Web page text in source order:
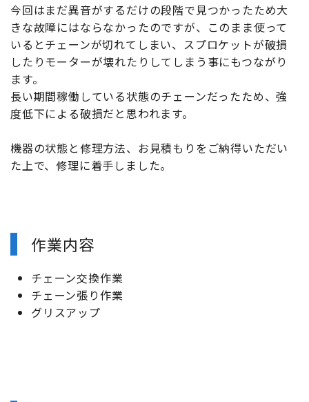
今回はまだ異音がするだけの段階で見つかったため大
きな故障にはならなかったのですが、このまま使って
いるとチェーンが切れてしまい、スプロケットが破損
したりモーターが壊れたりしてしまう事にもつながり
ます。
長い期間稼働している状態のチェーンだったため、強
度低下による破損だと思われます。
機器の状態と修理方法、お見積もりをご納得いただい
た上で、修理に着手しました。
作業内容
チェーン交換作業
チェーン張り作業
グリスアップ